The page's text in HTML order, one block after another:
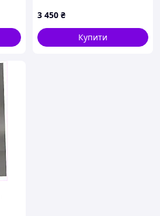
H2399P825
3 450 ₴
Купити